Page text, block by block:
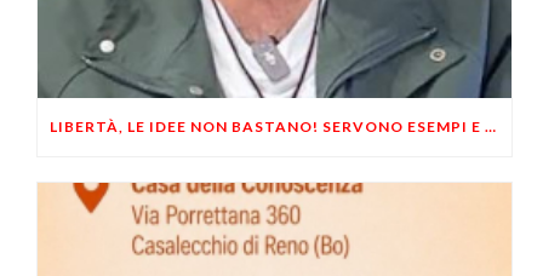
LIBERTÀ, LE IDEE NON BASTANO! SERVONO ESEMPI E UN PO’ DI COERENZA